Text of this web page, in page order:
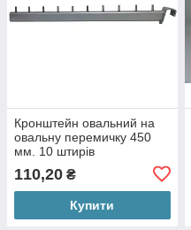
Кронштейн овальний на
овальну перемичку 450
мм. 10 штирів
110,20 ₴
Купити